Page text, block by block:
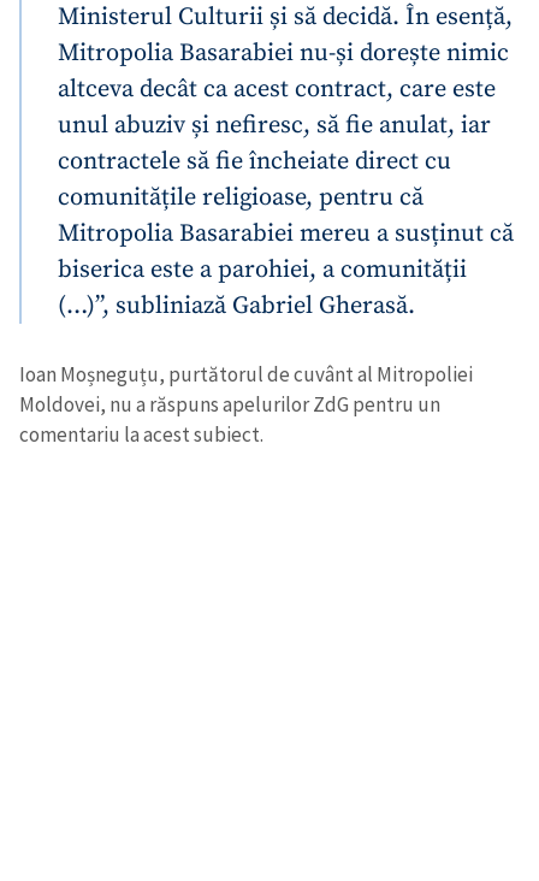
Trimite o informație
Despre ZdG
in English
на русском
Ministerul Culturii și să decidă. În esență,
Mitropolia Basarabiei nu-și dorește nimic
altceva decât ca acest contract, care este
unul abuziv și nefiresc, să fie anulat, iar
contractele să fie încheiate direct cu
comunitățile religioase, pentru că
Mitropolia Basarabiei mereu a susținut că
biserica este a parohiei, a comunității
(…)”, subliniază Gabriel Gherasă.
Ioan Moșneguțu, purtătorul de cuvânt al Mitropoliei
Moldovei, nu a răspuns apelurilor ZdG pentru un
comentariu la acest subiect.